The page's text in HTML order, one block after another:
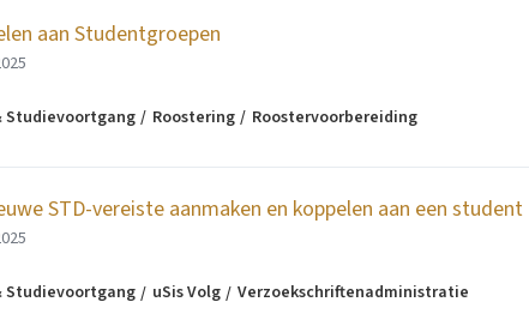
aan Studentgroepen
Studievoortgang Roostering Roostervoorbereiding
STD-vereiste aanmaken en koppelen aan een student
Studievoortgang uSis Volg Verzoekschriftenadministratie